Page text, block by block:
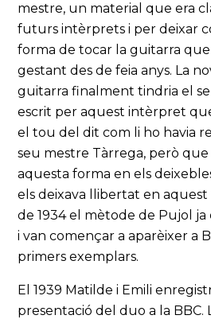
mestre, un material que era
futurs intèrprets i per deixar
forma de tocar la guitarra que
gestant des de feia anys. La
guitarra finalment tindria el
escrit per aquest intèrpret
el tou del dit com li ho havia
seu mestre Tàrrega, però que
aquesta forma en els
els deixava llibertat en
de 1934 el mètode de Pujol
i van començar a aparèixer a
primers exemplars.
El 1939 Matilde i Emili
presentació del duo a la BBC.